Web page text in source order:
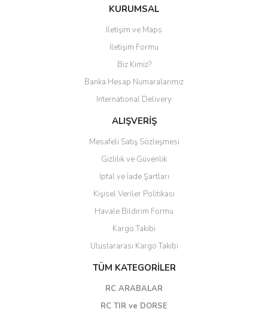
KURUMSAL
İletişim ve Maps
İletişim Formu
Biz Kimiz?
Banka Hesap Numaralarımız
International Delivery
ALIŞVERİŞ
Mesafeli Satış Sözleşmesi
Gizlilik ve Güvenlik
İptal ve İade Şartları
Kişisel Veriler Politikası
Havale Bildirim Formu
Kargo Takibi
Uluslararası Kargo Takibi
TÜM KATEGORİLER
RC ARABALAR
RC TIR ve DORSE